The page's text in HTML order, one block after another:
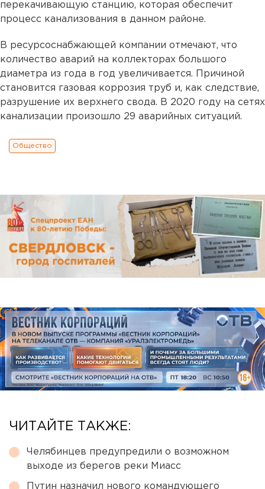
перекачивающую станцию, которая обеспечит
процесс канализования в данном районе.
В ресурсоснабжающей компании отмечают, что
количество аварий на коллекторах большого
диаметра из года в год увеличивается. Причиной
становится газовая коррозия труб и, как следствие,
разрушение их верхнего свода. В 2020 году на сетях
канализации произошло 29 аварийных ситуаций.
Общество
ЧИТАЙТЕ ТАКЖЕ:
Челябинцев предупредили о возможном
выходе из берегов реки Миасс
Путин назначил нового командующего